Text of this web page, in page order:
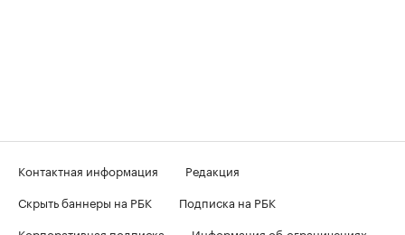
Контактная информация
Редакция
Скрыть баннеры на РБК
Подписка на РБК